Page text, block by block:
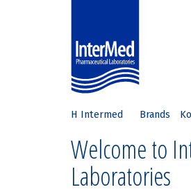
Η Intermed Brands
Welcome to
Laboratories